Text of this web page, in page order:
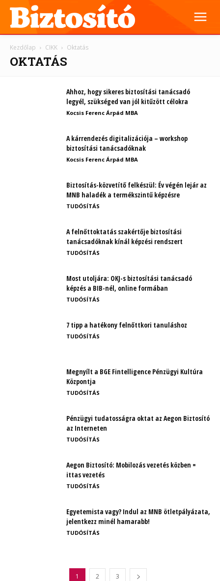
Kezdőlap CIKK Oktatás
OKTATÁS
Ahhoz, hogy sikeres biztosítási tanácsadó
legyél, szükséged van jól kitűzött célokra
Kocsis Ferenc Árpád MBA
A kárrendezés digitalizációja – workshop
biztosítási tanácsadóknak
Kocsis Ferenc Árpád MBA
Biztosítás-közvetítő felkészül: Év végén lejár az
MNB haladék a termékszintű képzésre
TUDÓSÍTÁS
A felnőttoktatás szakértője biztosítási
tanácsadóknak kínál képzési rendszert
TUDÓSÍTÁS
Most utoljára: OKJ-s biztosítási tanácsadó
képzés a BIB-nél, online formában
TUDÓSÍTÁS
7 tipp a hatékony felnőttkori tanuláshoz
TUDÓSÍTÁS
Megnyílt a BGE Fintelligence Pénzügyi Kultúra
Központja
TUDÓSÍTÁS
Pénzügyi tudatosságra oktat az Aegon Biztosító
az Interneten
TUDÓSÍTÁS
Aegon Biztosító: Mobilozás vezetés közben =
ittas vezetés
TUDÓSÍTÁS
Egyetemista vagy? Indul az MNB ötletpályázata,
jelentkezz minél hamarabb!
TUDÓSÍTÁS
1 2 3